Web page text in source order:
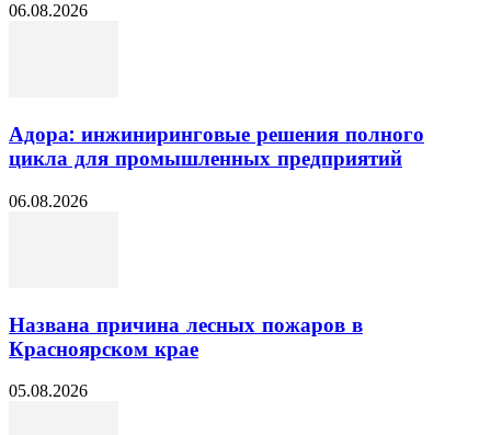
06.08.2026
Адора: инжиниринговые решения полного
цикла для промышленных предприятий
06.08.2026
Названа причина лесных пожаров в
Красноярском крае
05.08.2026